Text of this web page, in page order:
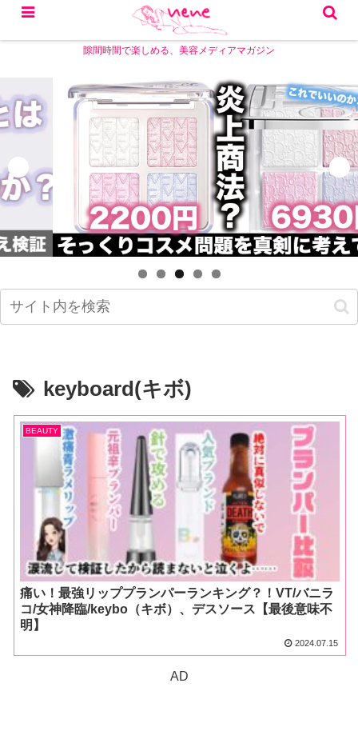
隙間時間で楽しめる、美容メディアマガジン
keyboard(キボ)
BEAUTY
痛い！最強リッププランパーランキング？！VT/バニラ
コ/女神降臨/keybo（キボ）、デスソース【最後意味不
明】
2024.07.15
AD